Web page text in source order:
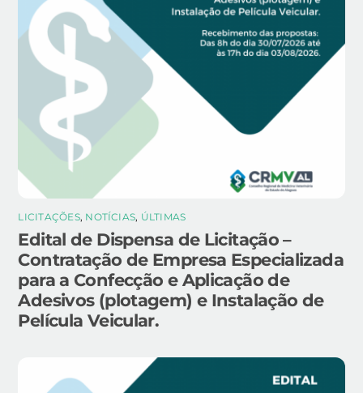
LICITAÇÕES, NOTÍCIAS, ÚLTIMAS
Edital de Dispensa de Licitação –
Contratação de Empresa Especializada
para a Confecção e Aplicação de
Adesivos (plotagem) e Instalação de
Película Veicular.